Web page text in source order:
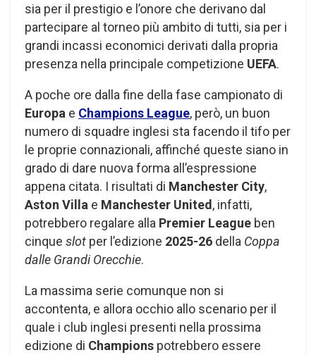
sia per il prestigio e l’onore che derivano dal
partecipare al torneo più ambito di tutti, sia per i
grandi incassi economici derivati dalla propria
presenza nella principale competizione UEFA.
A poche ore dalla fine della fase campionato di
Europa e Champions League, però, un buon
numero di squadre inglesi sta facendo il tifo per
le proprie connazionali, affinché queste siano in
grado di dare nuova forma all’espressione
appena citata. I risultati di Manchester City,
Aston Villa e Manchester United, infatti,
potrebbero regalare alla Premier League ben
cinque slot per l’edizione 2025-26 della Coppa
dalle Grandi Orecchie.
La massima serie comunque non si
accontenta, e allora occhio allo scenario per il
quale i club inglesi presenti nella prossima
edizione di Champions potrebbero essere